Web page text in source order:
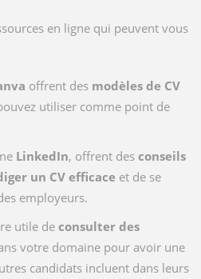
en ligne qui peuvent vous
offrent des modèles de CV
utiliser comme point de
LinkedIn, offrent des conseils
un CV efficace et de se
employeurs.
utile de consulter des
votre domaine pour avoir une
candidats incluent dans leurs